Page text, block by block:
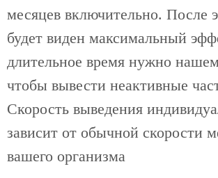
месяцев включительно. После
будет виден максимальный
длительное время нужно
чтобы вывести неактивные
Скорость выведения
зависит от обычной скорости
вашего организма